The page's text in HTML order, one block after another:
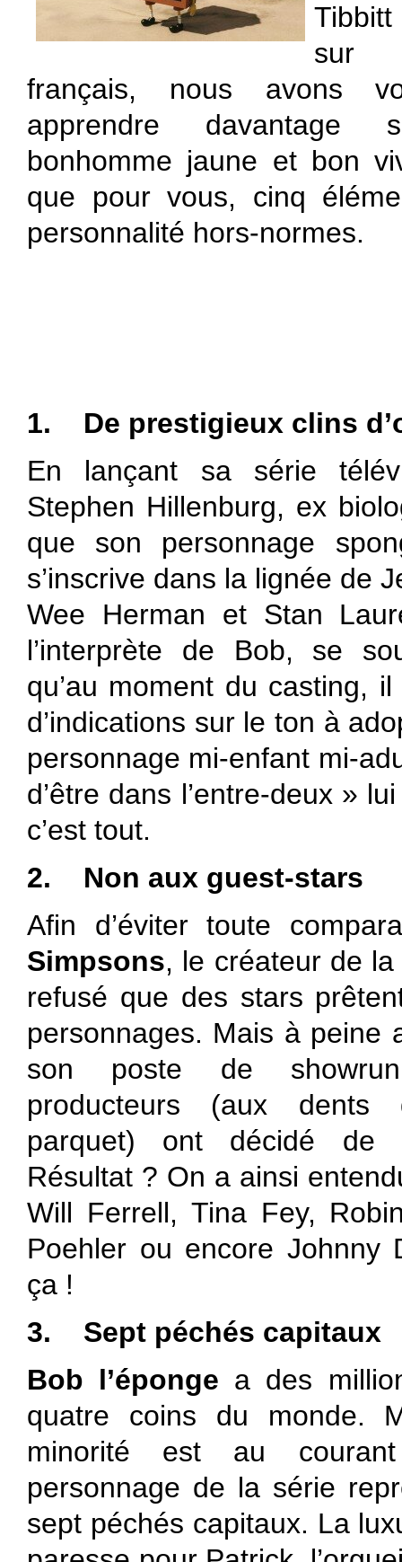
sur
français, nous avons
apprendre
bonhomme jaune et bon
que pour vous, cinq
personnalité hors-normes.
1.
De prestigieux clins
En lançant sa série
Stephen Hillenburg, ex
que son personnage
s’inscrive dans la lignée de
Wee Herman et Stan
l’interprète de Bob, se
qu’au moment du casting,
d’indications sur le ton à
personnage mi-enfant mi-
d’être dans l’entre-deux »
c’est tout.
2.
Non aux guest-stars
Afin d’éviter toute
Simpsons, le créateur de
refusé que des stars
personnages. Mais à peine
son poste de
producteurs (aux
parquet) ont décidé de
Résultat ? On a ainsi
Will Ferrell, Tina Fey,
Poehler ou encore Johnny
ça !
3.
Sept péchés capitaux
Bob l’éponge a des
quatre coins du monde.
minorité est au
personnage de la série
sept péchés capitaux. La